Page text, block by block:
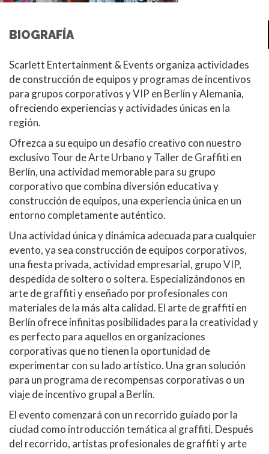
BIOGRAFÍA
Scarlett Entertainment & Events organiza actividades
de construcción de equipos y programas de incentivos
para grupos corporativos y VIP en Berlín y Alemania,
ofreciendo experiencias y actividades únicas en la
región.
Ofrezca a su equipo un desafío creativo con nuestro
exclusivo Tour de Arte Urbano y Taller de Graffiti en
Berlín, una actividad memorable para su grupo
corporativo que combina diversión educativa y
construcción de equipos, una experiencia única en un
entorno completamente auténtico.
Una actividad única y dinámica adecuada para cualquier
evento, ya sea construcción de equipos corporativos,
una fiesta privada, actividad empresarial, grupo VIP,
despedida de soltero o soltera. Especializándonos en
arte de graffiti y enseñado por profesionales con
materiales de la más alta calidad. El arte de graffiti en
Berlín ofrece infinitas posibilidades para la creatividad y
es perfecto para aquellos en organizaciones
corporativas que no tienen la oportunidad de
experimentar con su lado artístico. Una gran solución
para un programa de recompensas corporativas o un
viaje de incentivo grupal a Berlín.
El evento comenzará con un recorrido guiado por la
ciudad como introducción temática al graffiti. Después
del recorrido, artistas profesionales de graffiti y arte